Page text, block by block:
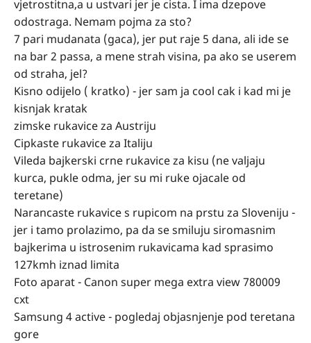
vjetrostitna,a u ustvari jer je cista. I ima dzepove
odostraga. Nemam pojma za sto?
7 pari mudanata (gaca), jer put raje 5 dana, ali ide se
na bar 2 passa, a mene strah visina, pa ako se userem
od straha, jel?
Kisno odijelo ( kratko) - jer sam ja cool cak i kad mi je
kisnjak kratak
zimske rukavice za Austriju
Cipkaste rukavice za Italiju
Vileda bajkerski crne rukavice za kisu (ne valjaju
kurca, pukle odma, jer su mi ruke ojacale od
teretane)
Narancaste rukavice s rupicom na prstu za Sloveniju -
jer i tamo prolazimo, pa da se smiluju siromasnim
bajkerima u istrosenim rukavicama kad sprasimo
127kmh iznad limita
Foto aparat - Canon super mega extra view 780009
cxt
Samsung 4 active - pogledaj objasnjenje pod teretana
gore